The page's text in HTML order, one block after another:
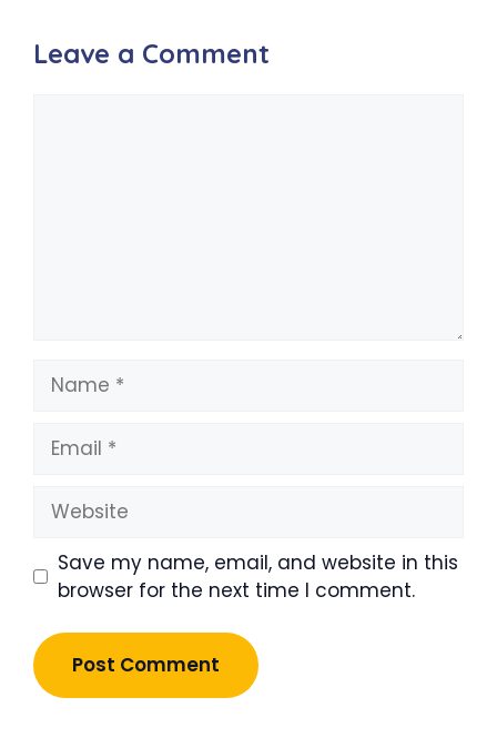
Leave a Comment
Name
Email
Website
Save my name, email, and website in this
browser for the next time I comment.